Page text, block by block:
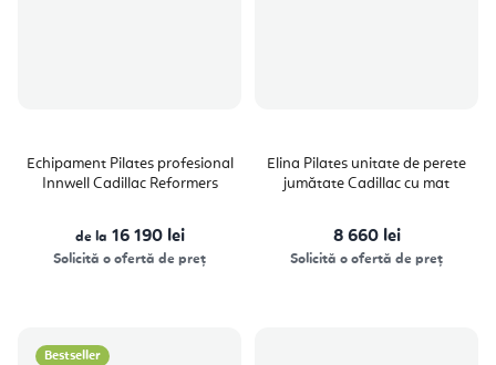
Echipament Pilates profesional
Innwell Cadillac Reformers
de la 16 190 lei
Solicită o ofertă de preț
Elina Pilates unitate de perete
jumătate Cadillac cu mat
8 660 lei
Solicită o ofertă de preț
Bestseller